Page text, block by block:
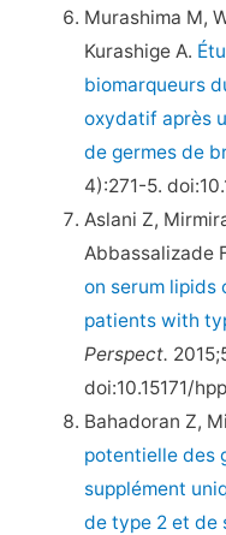
Murashima M,
Kurashige A.
biomarqueurs
oxydatif après
de germes de
4):271-5.
Aslani Z,
Abbassalizade
on serum lipids
patients with
Perspect.
doi:10.15171/
Bahadoran Z,
potentielle des
supplément
de type 2 et de